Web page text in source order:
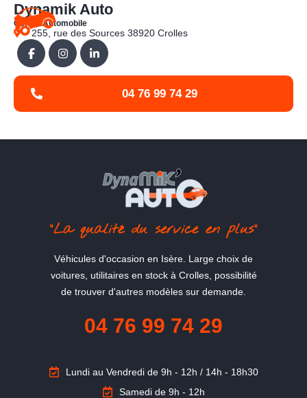
Dynamik Auto
Centre Automobile
255, rue des Sources 38920 Crolles
04 76 99 74 29
"La qualité du service en plus"
Véhicules d'occasion en Isère. Large choix de
voitures, utilitaires en stock à Crolles, possibilité
de trouver d'autres modèles sur demande.
04 76 99 74 29
Lundi au Vendredi de 9h - 12h / 14h - 18h30
Samedi de 9h - 12h